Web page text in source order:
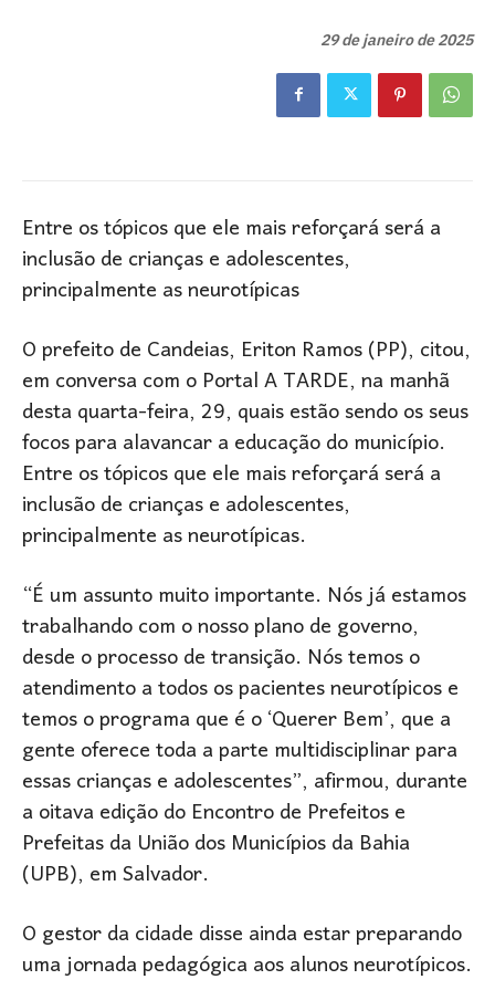
29 de janeiro de 2025
Entre os tópicos que ele mais reforçará será a
inclusão de crianças e adolescentes,
principalmente as neurotípicas
O prefeito de Candeias, Eriton Ramos (PP), citou,
em conversa com o Portal A TARDE, na manhã
desta quarta-feira, 29, quais estão sendo os seus
focos para alavancar a educação do município.
Entre os tópicos que ele mais reforçará será a
inclusão de crianças e adolescentes,
principalmente as neurotípicas.
“É um assunto muito importante. Nós já estamos
trabalhando com o nosso plano de governo,
desde o processo de transição. Nós temos o
atendimento a todos os pacientes neurotípicos e
temos o programa que é o ‘Querer Bem’, que a
gente oferece toda a parte multidisciplinar para
essas crianças e adolescentes”, afirmou, durante
a oitava edição do Encontro de Prefeitos e
Prefeitas da União dos Municípios da Bahia
(UPB), em Salvador.
O gestor da cidade disse ainda estar preparando
uma jornada pedagógica aos alunos neurotípicos.